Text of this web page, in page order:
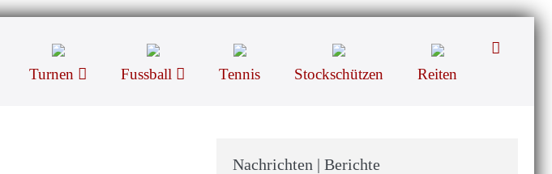
Turnen Fussball Tennis Stockschützen Reiten
Suche-
Nachrichten | Berichte